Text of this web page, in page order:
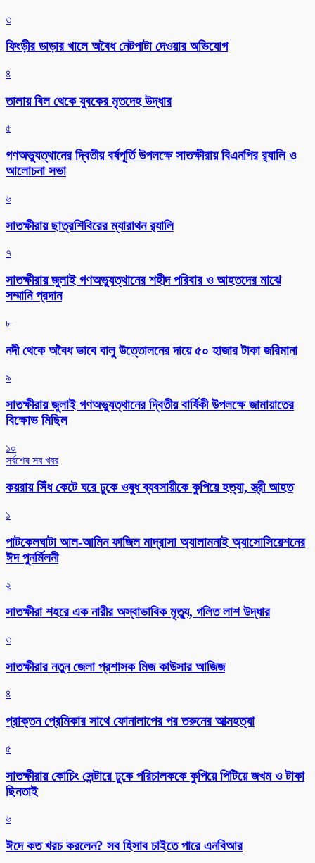
৩
ফিংড়ীর ডাড়ার খালে অবৈধ নেটপাটা দেওয়ার অভিযোগ
৪
তালায় বিল থেকে যুবকের মৃতদেহ উদ্ধার
৫
গণঅভ্যুত্থানের দ্বিতীয় বর্ষপূর্তি উপলক্ষে সাতক্ষীরায় বিএনপির র‌্যালি ও
আলোচনা সভা
৬
সাতক্ষীরায় ছাত্রশিবিরের ম্যারাথন র‌্যালি
৭
সাতক্ষীরায় জুলাই গণঅভ্যুত্থানের শহীদ পরিবার ও আহতদের মাঝে
সম্মানি প্রদান
৮
নদী থেকে অবৈধ ভাবে বালু উত্তোলনের দায়ে ৫০ হাজার টাকা জরিমানা
৯
সাতক্ষীরায় জুলাই গণঅভ্যুত্থানের দ্বিতীয় বার্ষিকী উপলক্ষে জামায়াতের
বিক্ষোভ মিছিল
১০
সর্বশেষ সব খবর
কয়রায় সিঁধ কেটে ঘরে ঢুকে ওষুধ ব্যবসায়ীকে কুপিয়ে হত্যা, স্ত্রী আহত
১
পাটকেলঘাটা আল-আমিন ফাজিল মাদ্রাসা অ্যালামনাই অ্যাসোসিয়েশনের
ঈদ পুনর্মিলনী
২
সাতক্ষীরা শহরে এক নারীর অস্বাভাবিক মৃত্যু, গলিত লাশ উদ্ধার
৩
সাতক্ষীরার নতুন জেলা প্রশাসক মিজ কাউসার আজিজ
৪
প্রাক্তন প্রেমিকার সাথে ফোনালাপের পর তরুনের আত্মহত্যা
৫
সাতক্ষীরায় কোচিং সেন্টারে ঢুকে পরিচালককে কুপিয়ে পিটিয়ে জখম ও টাকা
ছিনতাই
৬
ঈদে কত খরচ করলেন? সব হিসাব চাইতে পারে এনবিআর